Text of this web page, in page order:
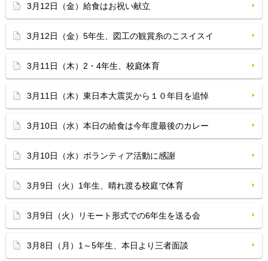
3月12日（金）給食はお祝い献立
3月12日（金）5年生、図工の観賞糸のこスイスイ
3月11日（木）2・4年生、校庭体育
3月11日（木）東日本大震災から１０年目を追悼
3月10日（水）本日の給食は今年度最後のカレー
3月10日（水）ボランティア活動に感謝
3月9日（火）1年生、晴れ渡る校庭で体育
3月9日（火）リモート形式での6年生を送る会
3月8日（月）1～5年生、本日より三者面談